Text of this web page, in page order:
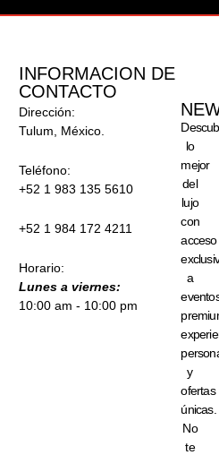
INFORMACION DE
CONTACTO
Dirección:
Tulum, México.
Teléfono:
+52 1 983 135 5610
+52 1 984 172 4211
Horario:
Lunes a viernes:
10:00 am - 10:00 pm
lo
mejor
del
lujo
con
acceso
a
y
ofertas
únicas.
No
te